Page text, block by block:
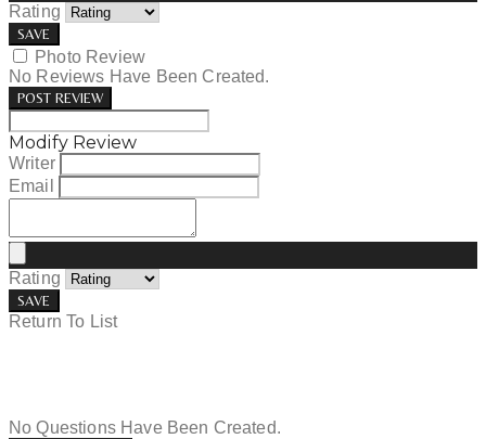
Rating
SAVE
Photo Review
No Reviews Have Been Created.
POST REVIEW
Modify Review
Writer
Email
Rating
SAVE
Return To List
No Questions Have Been Created.